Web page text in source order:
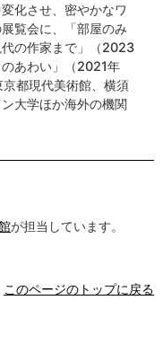
化させ、密やかなワ
覧会に、「部屋のみ
の作家まで」（2023
あわい」（2021年
都現代美術館、横須
大学ほか海外の機関
が担当しています。
このページのトップに戻る